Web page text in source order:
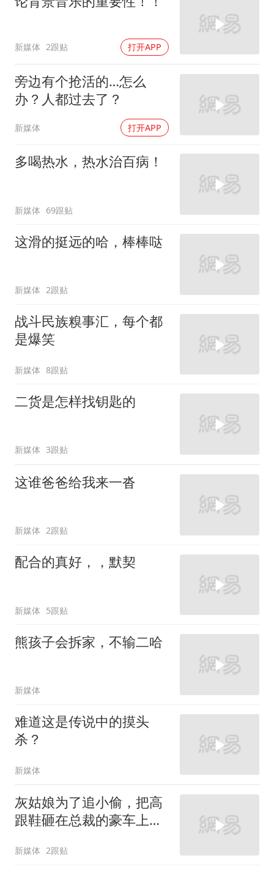
新媒体 2跟贴 打开APP
旁边有个抢活的…怎么
办？人都过去了？
新媒体 打开APP
多喝热水，热水治百病！
新媒体 69跟贴
这滑的挺远的哈，棒棒哒
新媒体 2跟贴
战斗民族糗事汇，每个都
是爆笑
新媒体 8跟贴
二货是怎样找钥匙的
新媒体 3跟贴
这谁爸爸给我来一沓
新媒体 2跟贴
配合的真好，，默契
新媒体 5跟贴
熊孩子会拆家，不输二哈
新媒体
难道这是传说中的摸头
杀？
新媒体
灰姑娘为了追小偷，把高
跟鞋砸在总裁的豪车上，
新媒体 2跟贴